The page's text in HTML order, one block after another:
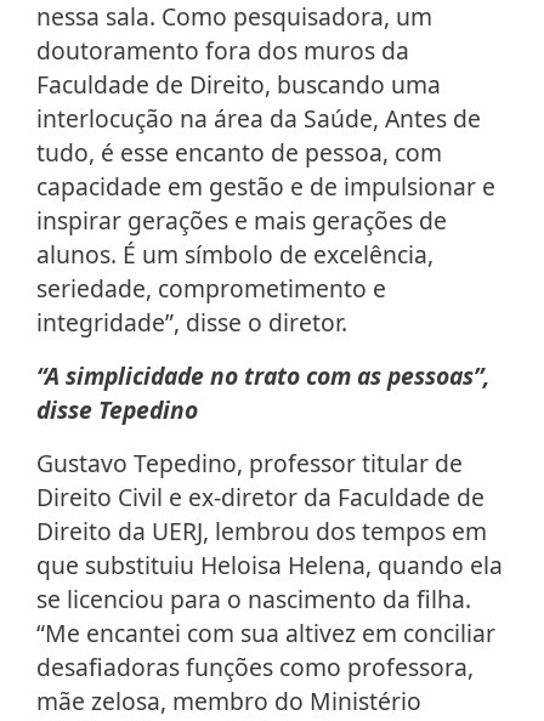
nessa sala. Como pesquisadora, um
doutoramento fora dos muros da
Faculdade de Direito, buscando uma
interlocução na área da Saúde, Antes de
tudo, é esse encanto de pessoa, com
capacidade em gestão e de impulsionar e
inspirar gerações e mais gerações de
alunos. É um símbolo de excelência,
seriedade, comprometimento e
integridade”, disse o diretor.
“A simplicidade no trato com as pessoas”,
disse Tepedino
Gustavo Tepedino, professor titular de
Direito Civil e ex-diretor da Faculdade de
Direito da UERJ, lembrou dos tempos em
que substituiu Heloisa Helena, quando ela
se licenciou para o nascimento da filha.
“Me encantei com sua altivez em conciliar
desafiadoras funções como professora,
mãe zelosa, membro do Ministério